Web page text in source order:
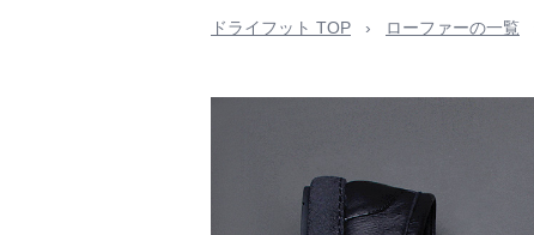
ドライフット TOP › ローファーの一覧